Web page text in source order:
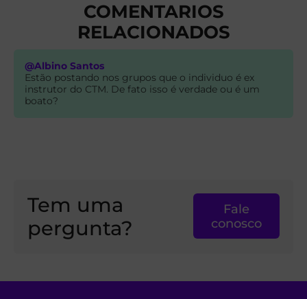
COMENTARIOS
RELACIONADOS
@Albino Santos
Estão postando nos grupos que o individuo é ex
instrutor do CTM. De fato isso é verdade ou é um
boato?
Tem uma
pergunta?
Fale
conosco